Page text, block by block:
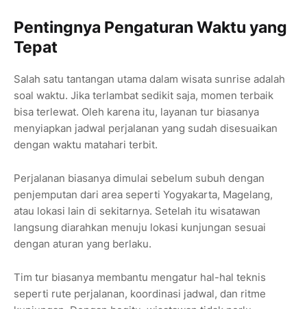
Pentingnya Pengaturan Waktu yang
Tepat
Salah satu tantangan utama dalam wisata sunrise adalah
soal waktu. Jika terlambat sedikit saja, momen terbaik
bisa terlewat. Oleh karena itu, layanan tur biasanya
menyiapkan jadwal perjalanan yang sudah disesuaikan
dengan waktu matahari terbit.
Perjalanan biasanya dimulai sebelum subuh dengan
penjemputan dari area seperti Yogyakarta, Magelang,
atau lokasi lain di sekitarnya. Setelah itu wisatawan
langsung diarahkan menuju lokasi kunjungan sesuai
dengan aturan yang berlaku.
Tim tur biasanya membantu mengatur hal-hal teknis
seperti rute perjalanan, koordinasi jadwal, dan ritme